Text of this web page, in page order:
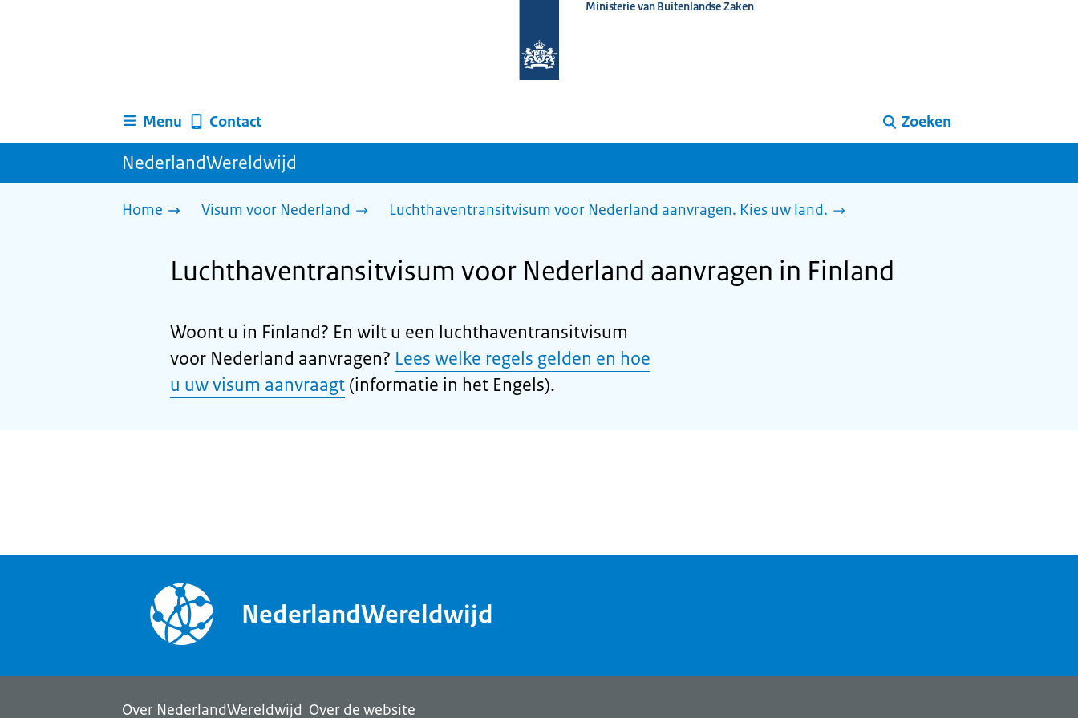
homepage
Ministerie van Buitenlandse Zaken
Menu Contact Zoeken
NederlandWereldwijd
Home Visum voor Nederland Luchthaventransitvisum voor Nederland aanvragen. Kies uw land.
Luchthaventransitvisum voor Nederland aanvragen in Finland
Woont u in Finland? En wilt u een luchthaventransitvisum
voor Nederland aanvragen? Lees welke regels gelden en hoe
u uw visum aanvraagt (informatie in het Engels).
NederlandWereldwijd
Over NederlandWereldwijd Over de website